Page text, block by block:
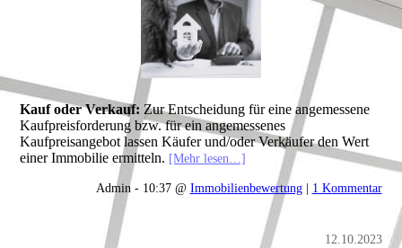
Kauf oder Verkauf: Zur Entscheidung für eine angemessene
Kaufpreisforderung bzw. für ein angemessenes
Kaufpreisangebot lassen Käufer und/oder Verkäufer den Wert
einer Immobilie ermitteln. [Mehr lesen…]
Admin - 10:37 @ Immobilienbewertung| 1 Kommentar
12.10.2023